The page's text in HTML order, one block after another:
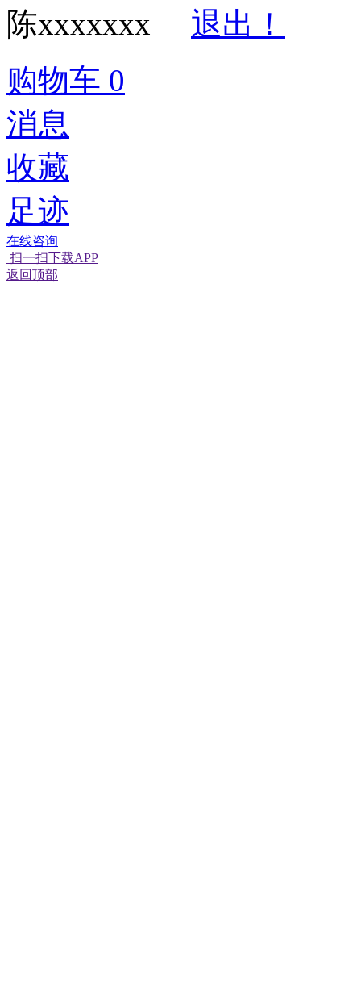
陈xxxxxxx
退出！
购物车 0
消息
收藏
足迹
在线咨询
扫一扫下载APP
返回顶部